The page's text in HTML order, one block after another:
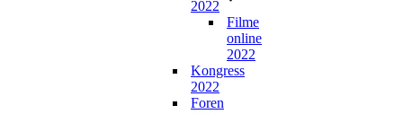
2022
Filme
online
2022
Kongress
2022
Foren